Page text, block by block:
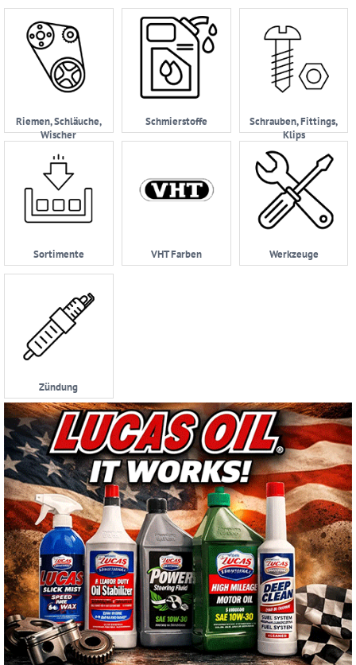
Riemen, Schläuche,
Wischer
Schmierstoffe
Schrauben, Fittings,
Klips
Sortimente VHT Farben Werkzeuge
Zündung